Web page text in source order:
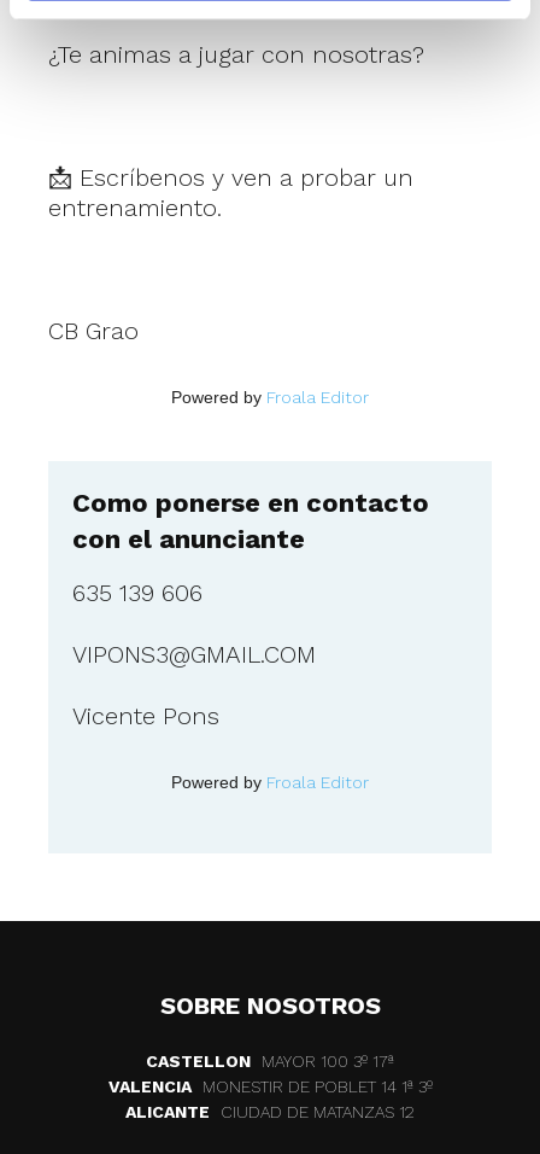
¿Te animas a jugar con nosotras?
📩 Escríbenos y ven a probar un
entrenamiento.
CB Grao
Powered by Froala Editor
Como ponerse en contacto
con el anunciante
635 139 606
VIPONS3@GMAIL.COM
Vicente Pons
Powered by Froala Editor
SOBRE NOSOTROS
CASTELLON
MAYOR 100 3º 17ª
VALENCIA
MONESTIR DE POBLET 14 1ª 3º
ALICANTE
CIUDAD DE MATANZAS 12